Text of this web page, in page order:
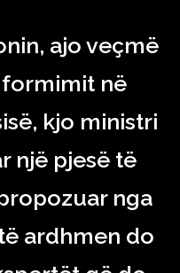
ajo veçmë
në
kjo ministri
një pjesë të
nga
ardhmen do